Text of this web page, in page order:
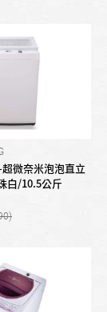
微奈米泡泡直立
白/10.5公斤